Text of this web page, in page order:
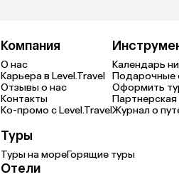
Компания
О нас
Карьера в Level.Travel
Отзывы о нас
Контакты
Ко-промо с Level.Travel
Календарь
Подарочные
Оформить
Журнал о
Туры
Туры на мореГорящие туры
Отели